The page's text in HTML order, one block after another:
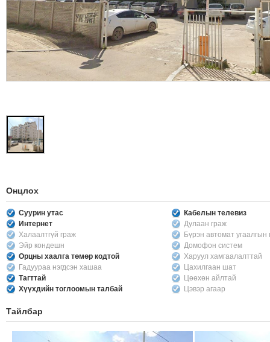
Онцлох
Суурин утас
Кабелын телевиз
Интернет
Дулаан граж
Халаалтгүй граж
Бүрэн автомат
Эйр кондешн
Домофон систем
Орцны хаалга төмөр кодтой
Харуул хамгаалалттай
Гадуураа нэгдсэн хашаа
Цахилгаан шат
Тагттай
Цөөхөн айлтай
Хүүхдийн тоглоомын талбай
Цэвэр агаар
Тайлбар